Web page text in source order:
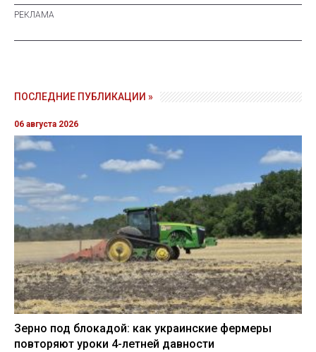
ПОСЛЕДНИЕ ПУБЛИКАЦИИ »
06 августа 2026
Зерно под блокадой: как украинские фермеры
повторяют уроки 4-летней давности